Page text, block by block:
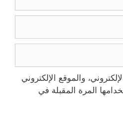
والموقع الإلكتروني
المرة المقبلة في